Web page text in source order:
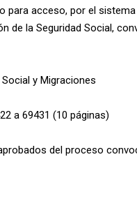
para acceso, por el
de la Seguridad Social,
y Migraciones
a 69431 (10 páginas)
del proceso